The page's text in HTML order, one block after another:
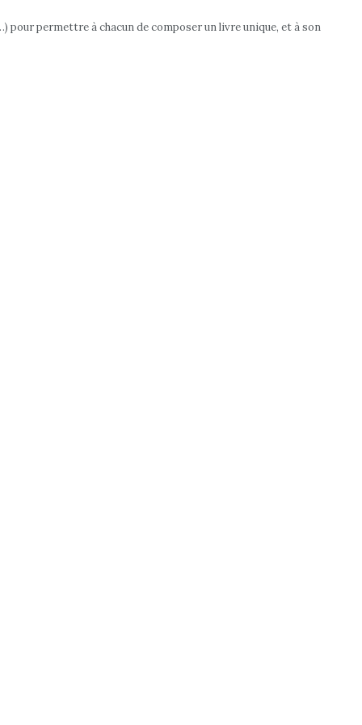
pour permettre à chacun de composer un livre unique, et à son